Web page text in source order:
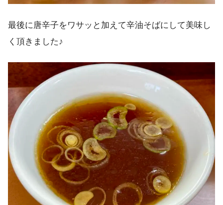
最後に唐辛子をワサッと加えて辛油そばにして美味し
く頂きました♪